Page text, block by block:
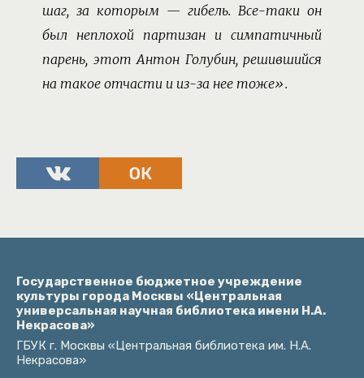
шаг, за которым — гибель. Все-таки он
был неплохой партизан и симпатичный
парень, этот Антон Голубин, решившийся
на такое отчасти и из-за нее тоже».
Государственное бюджетное учреждение
культуры города Москвы «Центральная
универсальная научная библиотека имени Н.А.
Некрасова»
ГБУК г. Москвы «Центральная библиотека им. Н.А.
Некрасова»